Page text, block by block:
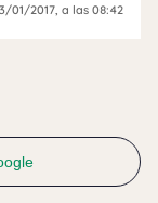
01/2017 , a las 08:42